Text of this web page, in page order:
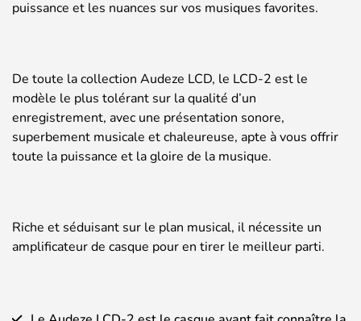
puissance et les nuances sur vos musiques favorites.
De toute la collection Audeze LCD, le LCD-2 est le
modèle le plus tolérant sur la qualité d’un
enregistrement, avec une présentation sonore,
superbement musicale et chaleureuse, apte à vous offrir
toute la puissance et la gloire de la musique.
Riche et séduisant sur le plan musical, il nécessite un
amplificateur de casque pour en tirer le meilleur parti.